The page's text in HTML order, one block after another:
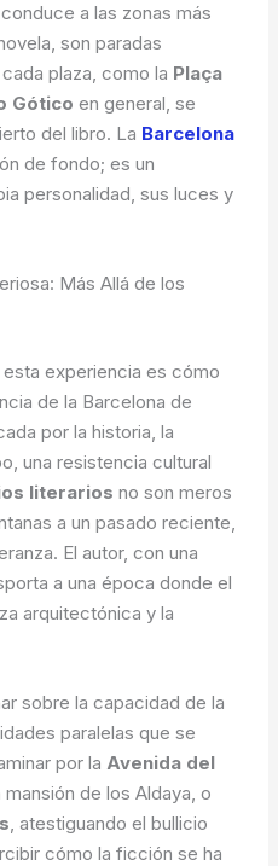
a las zonas más
son paradas
plaza, como la Plaça
Gótico en general, se
del libro. La Barcelona
de fondo; es un
personalidad, sus luces y
Más Allá de los
experiencia es cómo
de la Barcelona de
por la historia, la
una resistencia cultural
literarios no son meros
a un pasado reciente,
El autor, con una
a una época donde el
arquitectónica y la
sobre la capacidad de la
paralelas que se
por la Avenida del
de los Aldaya, o
, atestiguando el bullicio
cómo la ficción se ha